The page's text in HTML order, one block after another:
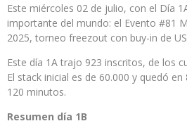
Este miércoles 02 de julio, con el Día
importante del mundo: el Evento #81
2025, torneo freezout con buy-in de
Este día 1A trajo 923 inscritos, de los
El stack inicial es de 60.000 y quedó
120 minutos.
Resumen día 1B